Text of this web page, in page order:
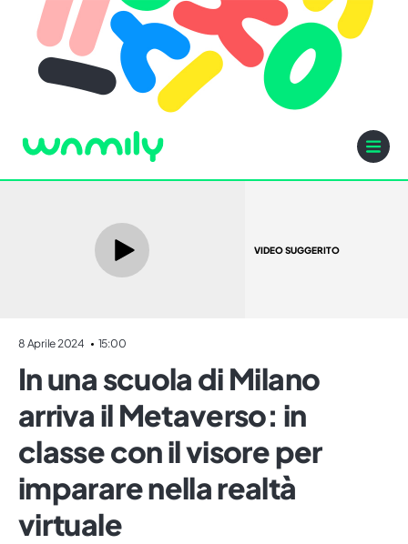
VIDEO SUGGERITO
8 Aprile 2024 15:00
In una scuola di Milano
arriva il Metaverso: in
classe con il visore per
imparare nella realtà
virtuale